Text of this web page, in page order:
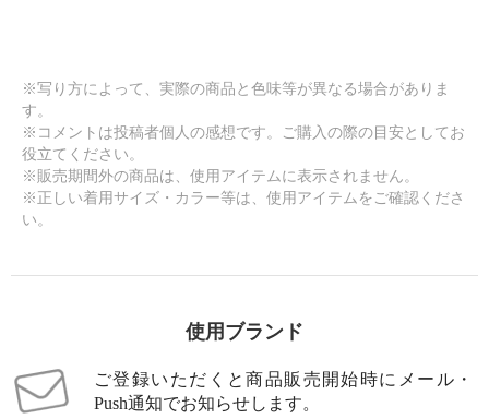
※写り方によって、実際の商品と色味等が異なる場合がありま
す。
※コメントは投稿者個人の感想です。ご購入の際の目安としてお
役立てください。
※販売期間外の商品は、使用アイテムに表示されません。
※正しい着用サイズ・カラー等は、使用アイテムをご確認くださ
い。
使用ブランド
ご登録いただくと商品販売開始時にメール・
Push通知でお知らせします。